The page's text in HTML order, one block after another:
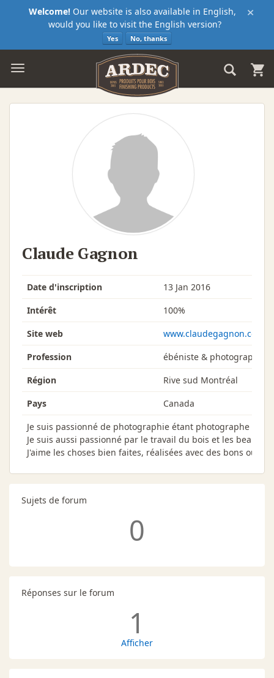
×
Welcome! Our website is also available in English,
would you like to visit the English version?
Yes No, thanks
Claude Gagnon
Date d'inscription
13 Jan 2016
Intérêt
100%
Site web
www.claudegagnon.com
Profession
ébéniste & photographe
Région
Rive sud Montréal
Pays
Canada
Je suis passionné de photographie étant photographe de
Je suis aussi passionné par le travail du bois et les beaux
J'aime les choses bien faites, réalisées avec des bons outils.
Sujets de forum
0
Réponses sur le forum
1
Afficher